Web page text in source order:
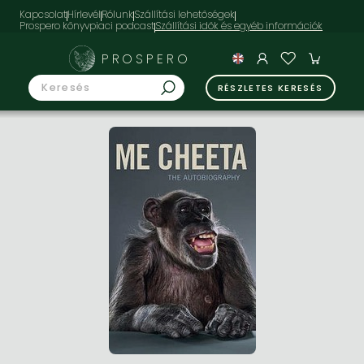
KapcsolatHírlevélRólunkSzállítási lehetőségek
Prospero könyvpiaci podcast
PROSPERO
RÉSZLETES KERESÉS